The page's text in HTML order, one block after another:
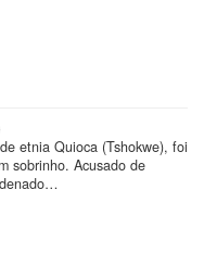
etnia Quioca (Tshokwe), foi
sobrinho. Acusado de